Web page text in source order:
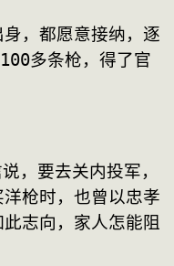
，都愿意接纳，逐
多条枪，得了官
要去关内投军，
枪时，也曾以忠孝
志向，家人怎能阻